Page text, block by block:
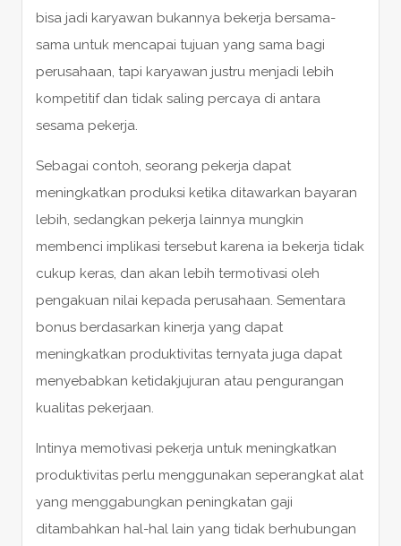
bisa jadi karyawan bukannya bekerja bersama-
sama untuk mencapai tujuan yang sama bagi
perusahaan, tapi karyawan justru menjadi lebih
kompetitif dan tidak saling percaya di antara
sesama pekerja.
Sebagai contoh, seorang pekerja dapat
meningkatkan produksi ketika ditawarkan bayaran
lebih, sedangkan pekerja lainnya mungkin
membenci implikasi tersebut karena ia bekerja tidak
cukup keras, dan akan lebih termotivasi oleh
pengakuan nilai kepada perusahaan. Sementara
bonus berdasarkan kinerja yang dapat
meningkatkan produktivitas ternyata juga dapat
menyebabkan ketidakjujuran atau pengurangan
kualitas pekerjaan.
Intinya memotivasi pekerja untuk meningkatkan
produktivitas perlu menggunakan seperangkat alat
yang menggabungkan peningkatan gaji
ditambahkan hal-hal lain yang tidak berhubungan